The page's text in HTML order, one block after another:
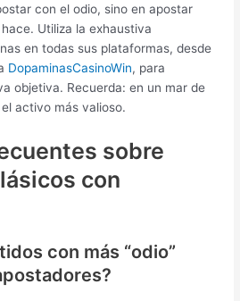
con el odio, sino en apostar
Utiliza la exhaustiva
en todas sus plataformas, desde
DopaminasCasinoWin, para
objetiva. Recuerda: en un mar de
activo más valioso.
sobre
con
con más “odio”